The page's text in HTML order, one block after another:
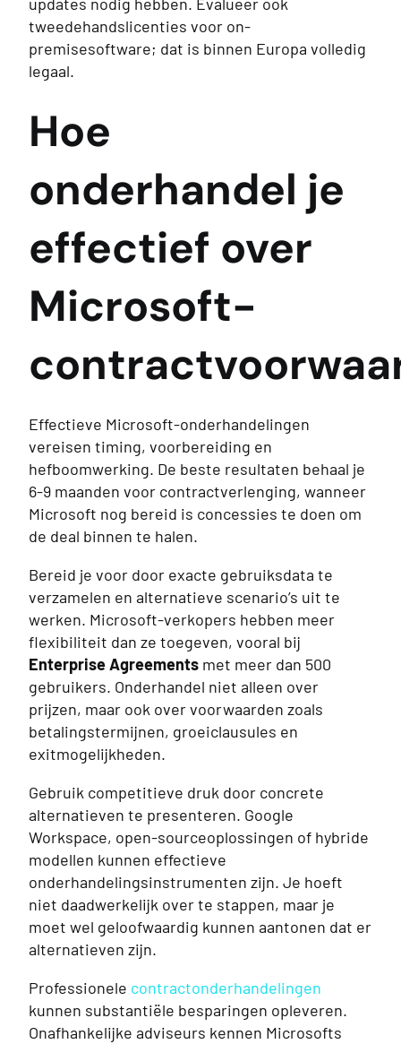
tweedehandslicenties voor on-
premisesoftware; dat is binnen Europa volledig
legaal.
Hoe
onderhandel je
effectief over
Microsoft-
Effectieve Microsoft-onderhandelingen
vereisen timing, voorbereiding en
hefboomwerking. De beste resultaten behaal je
6-9 maanden voor contractverlenging, wanneer
Microsoft nog bereid is concessies te doen om
de deal binnen te halen.
Bereid je voor door exacte gebruiksdata te
verzamelen en alternatieve scenario’s uit te
werken. Microsoft-verkopers hebben meer
flexibiliteit dan ze toegeven, vooral bij
Enterprise Agreements met meer dan 500
gebruikers. Onderhandel niet alleen over
prijzen, maar ook over voorwaarden zoals
betalingstermijnen, groeiclausules en
exitmogelijkheden.
Gebruik competitieve druk door concrete
alternatieven te presenteren. Google
Workspace, open-sourceoplossingen of hybride
modellen kunnen effectieve
onderhandelingsinstrumenten zijn. Je hoeft
niet daadwerkelijk over te stappen, maar je
moet wel geloofwaardig kunnen aantonen dat er
alternatieven zijn.
Professionele contractonderhandelingen
kunnen substantiële besparingen opleveren.
Onafhankelijke adviseurs kennen Microsofts